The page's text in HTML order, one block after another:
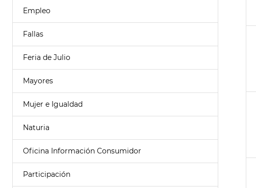
Empleo
Fallas
Feria de Julio
Mayores
Mujer e Igualdad
Naturia
Oficina Información Consumidor
Participación